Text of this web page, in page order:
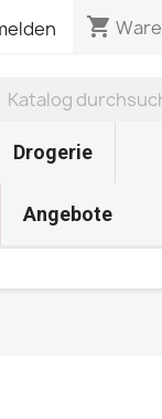
shopping_cart
Drogerie
Angebote